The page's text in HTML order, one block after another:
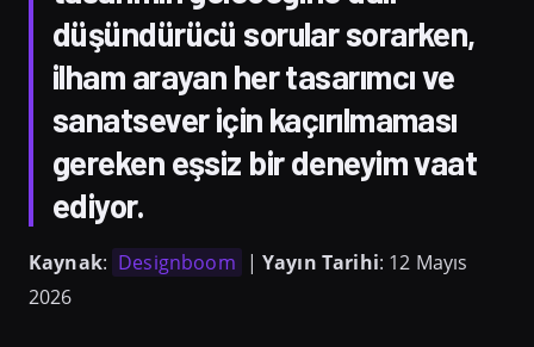
düşündürücü sorular sorarken,
ilham arayan her tasarımcı ve
sanatsever için kaçırılmaması
gereken eşsiz bir deneyim vaat
ediyor.
Kaynak: Designboom | Yayın Tarihi: 12 Mayıs
2026